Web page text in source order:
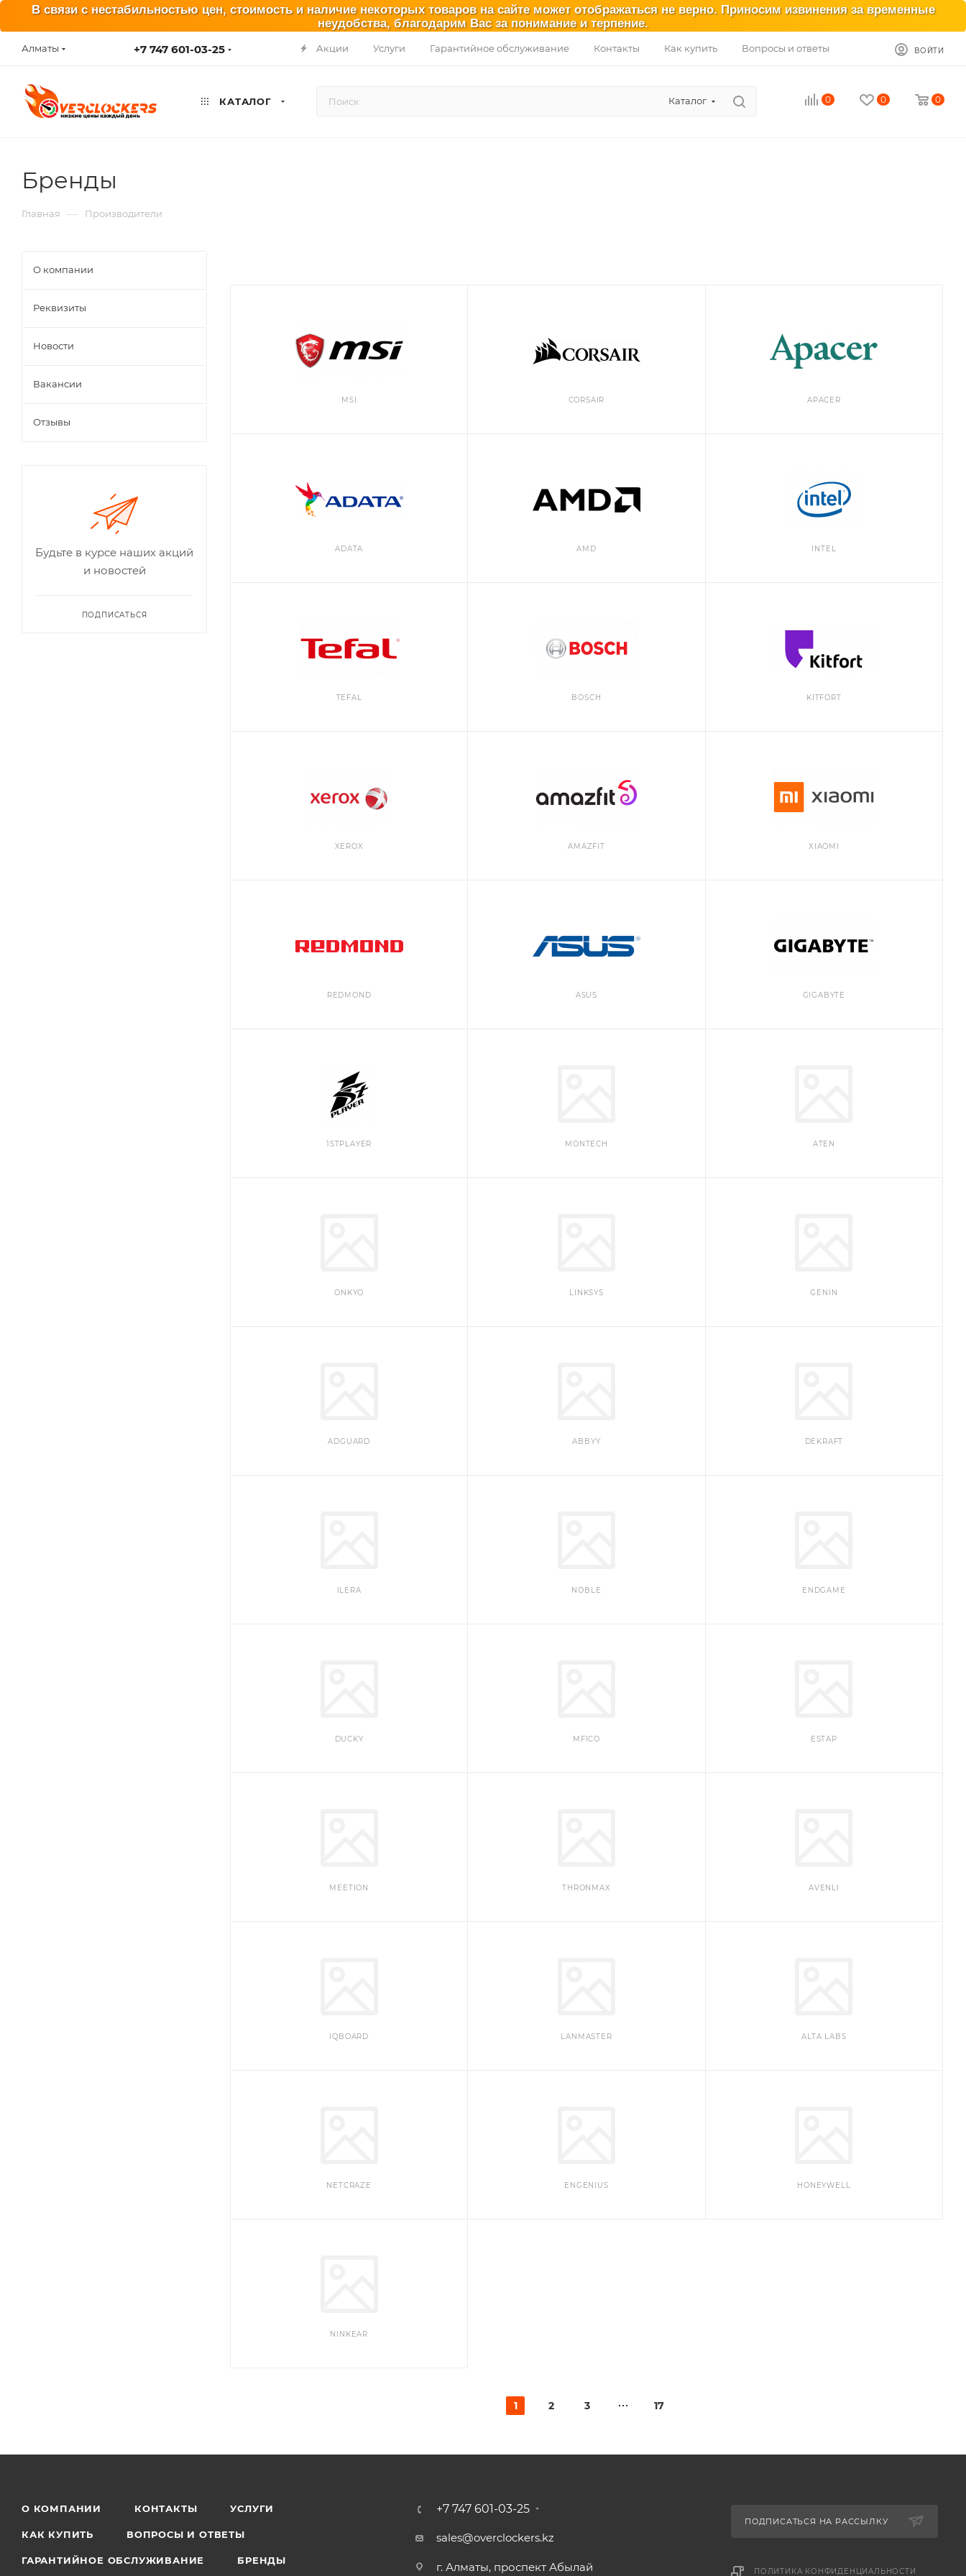
В связи с нестабильностью цен, стоимость и наличие некоторых товаров на сайте может отображаться не верно. Приносим извинения за временные
неудобства, благодарим Вас за понимание и терпение.
Алматы +7 747 601-03-25 Акции Услуги Гарантийное обслуживание Контакты Как купить Вопросы и ответы ВОЙТИ
КАТАЛОГ Каталог 0 0 0
Бренды
Главная — Производители
MSI CORSAIR APACER
ADATA AMD INTEL
TEFAL BOSCH KITFORT
XEROX AMAZFIT XIAOMI
REDMOND ASUS GIGABYTE
1STPLAYER MONTECH ATEN
ONKYO LINKSYS GENIN
ADGUARD ABBYY DEKRAFT
ILERA NOBLE ENDGAME
DUCKY MFICO ESTAP
MEETION THRONMAX AVENLI
IQBOARD LANMASTER ALTA LABS
NETCRAZE ENGENIUS HONEYWELL
NINKEAR
1 2 3 17
О компании
Реквизиты
Новости
Вакансии
Отзывы
Будьте в курсе наших акций
и новостей
ПОДПИСАТЬСЯ
О КОМПАНИИ КОНТАКТЫ УСЛУГИ
КАК КУПИТЬ ВОПРОСЫ И ОТВЕТЫ
ГАРАНТИЙНОЕ ОБСЛУЖИВАНИЕ БРЕНДЫ
+7 747 601-03-25
sales@overclockers.kz
г. Алматы, проспект Абылай
ПОДПИСАТЬСЯ НА РАССЫЛКУ
ПОЛИТИКА КОНФИДЕНЦИАЛЬНОСТИ